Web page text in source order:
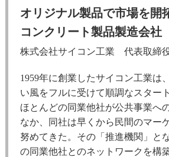
オリジナル製品で市場を開
コンクリート製品製造会社
株式会社サイコン工業 代表取
1959年に創業したサイコン工業は
い風をフルに受けて順調なスター
ほとんどの同業他社が公共事業へ
なか、同社は早くから民間のマー
努めてきた。その「推進機関」と
の同業他社とのネットワークを構